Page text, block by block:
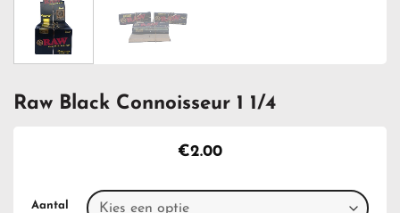
Raw Black Connoisseur 1 1/4
€2.00
Aantal